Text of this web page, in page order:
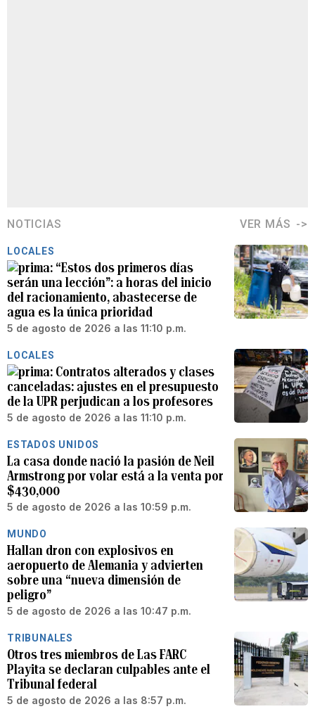
NOTICIAS VER MÁS
LOCALES
“Estos dos primeros días
serán una lección”: a horas del inicio
del racionamiento, abastecerse de
agua es la única prioridad
5 de agosto de 2026 a las 11:10 p.m.
LOCALES
Contratos alterados y clases
canceladas: ajustes en el presupuesto
de la UPR perjudican a los profesores
5 de agosto de 2026 a las 11:10 p.m.
ESTADOS UNIDOS
La casa donde nació la pasión de Neil
Armstrong por volar está a la venta por
$430,000
5 de agosto de 2026 a las 10:59 p.m.
MUNDO
Hallan dron con explosivos en
aeropuerto de Alemania y advierten
sobre una “nueva dimensión de
peligro”
5 de agosto de 2026 a las 10:47 p.m.
TRIBUNALES
Otros tres miembros de Las FARC
Playita se declaran culpables ante el
Tribunal federal
5 de agosto de 2026 a las 8:57 p.m.